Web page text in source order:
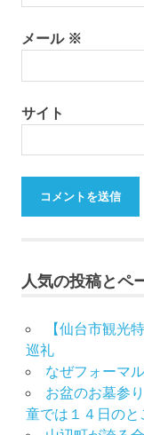
メール ※
サイト
人気の投稿とペ
【仙台市観光
巡礼
なぜフォーマ
お盆のお墓参
童では１４日のと